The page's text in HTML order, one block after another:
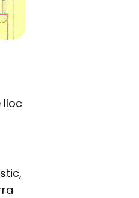
lloc